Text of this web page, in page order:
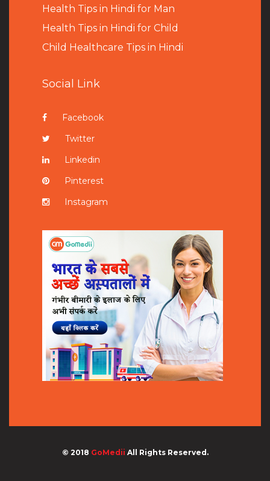
Health Tips in Hindi for Man
Health Tips in Hindi for Child
Child Healthcare Tips in Hindi
Social Link
Facebook
Twitter
Linkedin
Pinterest
Instagram
© 2018 GoMedii All Rights Reserved.